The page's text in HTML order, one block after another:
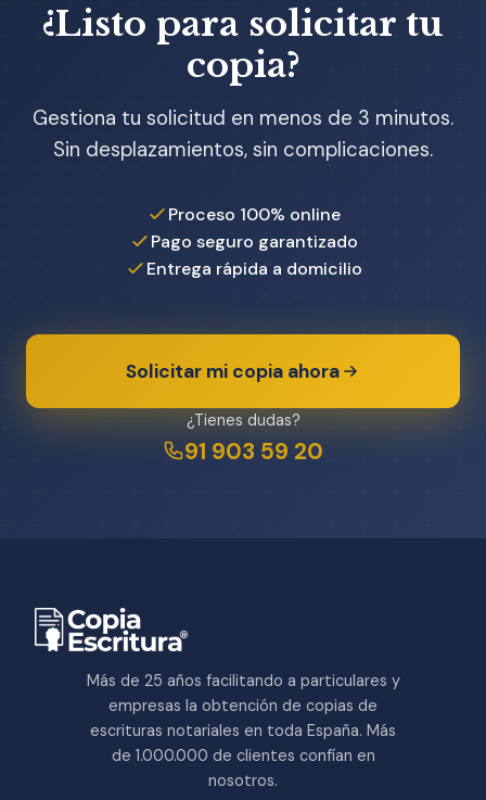
¿Listo para solicitar tu
copia?
Gestiona tu solicitud en menos de 3 minutos.
Sin desplazamientos, sin complicaciones.
Proceso 100% online
Pago seguro garantizado
Entrega rápida a domicilio
Solicitar mi copia ahora
¿Tienes dudas?
91 903 59 20
Más de 25 años facilitando a particulares y
empresas la obtención de copias de
escrituras notariales en toda España. Más
de 1.000.000 de clientes confían en
nosotros.